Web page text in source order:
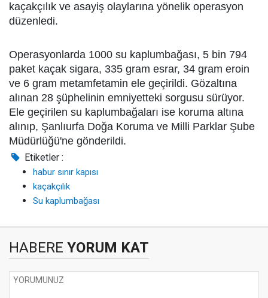
kaçakçılık ve asayiş olaylarına yönelik operasyon
düzenledi.
Operasyonlarda 1000 su kaplumbağası, 5 bin 794
paket kaçak sigara, 335 gram esrar, 34 gram eroin
ve 6 gram metamfetamin ele geçirildi. Gözaltına
alınan 28 şüphelinin emniyetteki sorgusu sürüyor.
Ele geçirilen su kaplumbağaları ise koruma altına
alınıp, Şanlıurfa Doğa Koruma ve Milli Parklar Şube
Müdürlüğü'ne gönderildi.
Etiketler :
habur sınır kapısı
kaçakçılık
Su kaplumbağası
HABERE YORUM KAT